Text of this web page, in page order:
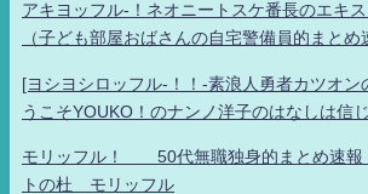
アキヨッフル-！ネオニートスケ番長のエキス
（子ども部屋おばさんの自宅警備員的まとめ
[ヨシヨシロッフル-！！-素浪人勇者カツオン
うこそYOUKO！のナンノ洋子のはなしは信
モリッフル！ 50代無職独身的まとめ速報
トの杜 モリッフル